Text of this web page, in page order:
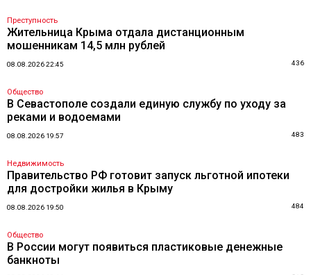
Преступность
Жительница Крыма отдала дистанционным
мошенникам 14,5 млн рублей
08.08.2026 22:45 436
Общество
В Севастополе создали единую службу по уходу за
реками и водоемами
08.08.2026 19:57 483
Недвижимость
Правительство РФ готовит запуск льготной ипотеки
для достройки жилья в Крыму
08.08.2026 19:50 484
Общество
В России могут появиться пластиковые денежные
банкноты